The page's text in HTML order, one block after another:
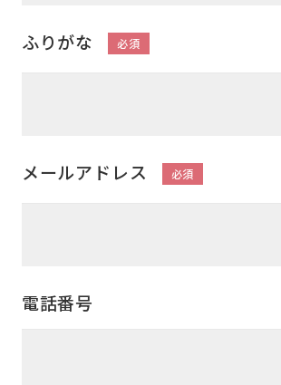
ふりがな 必須
メールアドレス 必須
電話番号